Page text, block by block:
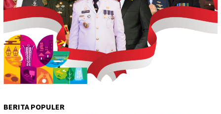
BERITA POPULER